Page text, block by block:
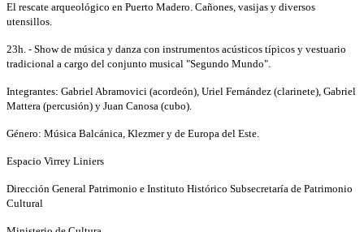
El rescate arqueológico en Puerto Madero. Cañones, vasijas y diversos
utensillos.
23h. - Show de música y danza con instrumentos acústicos típicos y vestuario
tradicional a cargo del conjunto musical "Segundo Mundo".
Integrantes: Gabriel Abramovici (acordeón), Uriel Fernández (clarinete), Gabriel
Mattera (percusión) y Juan Canosa (cubo).
Género: Música Balcánica, Klezmer y de Europa del Este.
Espacio Virrey Liniers
Dirección General Patrimonio e Instituto Histórico Subsecretaría de Patrimonio
Cultural